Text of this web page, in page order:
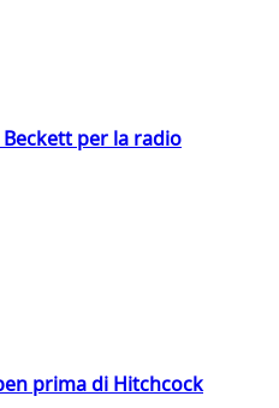
per la radio
prima di Hitchcock